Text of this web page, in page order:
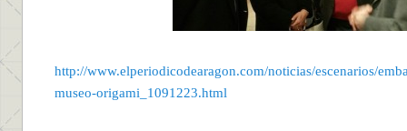
http://www.elperiodicodearagon.com/noticias/escenarios/
museo-origami_1091223.html